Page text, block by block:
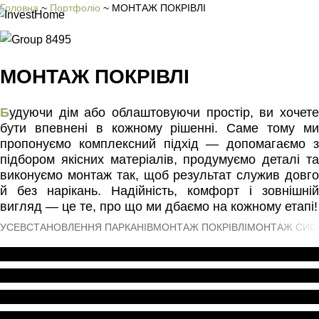
Головна~ Портфоліо ~ МОНТАЖ ПОКРІВЛІ
МОНТАЖ ПОКРІВЛІ
Будуючи дім або облаштовуючи простір, ви хочете
бути впевнені в кожному рішенні. Саме тому ми
пропонуємо комплексний підхід — допомагаємо з
підбором якісних матеріалів, продумуємо деталі та
виконуємо монтаж так, щоб результат служив довго
й без нарікань. Надійність, комфорт і зовнішній
вигляд — це те, про що ми дбаємо на кожному етапі!
УСЕВСТАНОВЛЕННЯ ПАРКАНІВМОНТАЖ ПОКРІВЛІМОНТАЖ
МОНТАЖ ПОКРІВЛІ
МЕТАЛОЧЕРЕПИЦЯ IRYD: МАТЕРІАЛИ ТА
МОНТАЖ ПОКРІВЛІ